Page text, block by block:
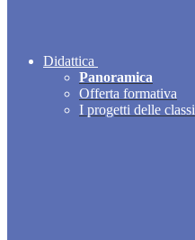
Didattica
Panoramica
Offerta formativa
I progetti delle classi